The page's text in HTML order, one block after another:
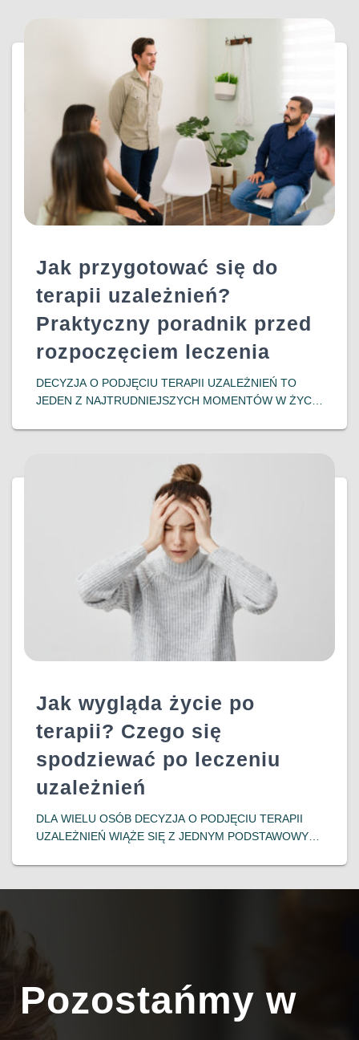
PRACOHOLIZM CZĘSTO NIE TYLKO NIE JEST
POSTRZEGANY JAKO PROBLEM, ALE BYWA WRĘCZ
PODZIWIANY. OSOBY UZALEŻNIONE
DOWIEDZ SIĘ WIĘCEJ…
Jak przygotować się do
terapii uzależnień?
Praktyczny poradnik przed
rozpoczęciem leczenia
DECYZJA O PODJĘCIU TERAPII UZALEŻNIEŃ TO
JEDEN Z NAJTRUDNIEJSZYCH MOMENTÓW W ŻYCIU
DOWIEDZ SIĘ WIĘCEJ…
Jak wygląda życie po
terapii? Czego się
spodziewać po leczeniu
uzależnień
DLA WIELU OSÓB DECYZJA O PODJĘCIU TERAPII
UZALEŻNIEŃ WIĄŻE SIĘ Z JEDNYM PODSTAWOWYM
WYDAJE SIĘ PERSPEKTYWA ŻYCIA PO JEGO
Pozostańmy w